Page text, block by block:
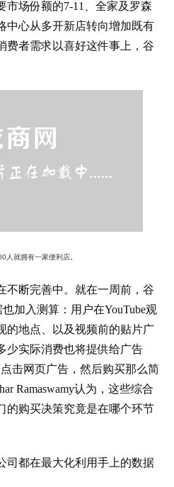
市场份额的7-11、全家及罗森
中心从多开新店转向增加既有
费者需求以喜好这件事上，谷
人就拥有一家便利店。
不断完善中。就在一周前，谷
加入测算：用户在YouTube观
的地点、以及视频前的贴片广
少实际消费也将提供给广告
击网页广告，然后购买那么简
Ramaswamy认为，这些综合
的购买决策究竟是在哪个环节
司都在最大化利用手上的数据